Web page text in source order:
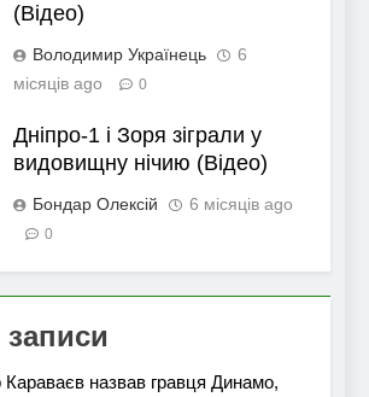
(Відео)
Володимир Українець
6
місяців ago
0
Дніпро-1 і Зоря зіграли у
видовищну нічию (Відео)
Бондар Олексій 6 місяців ago
0
записи
назвав гравця Динамо,